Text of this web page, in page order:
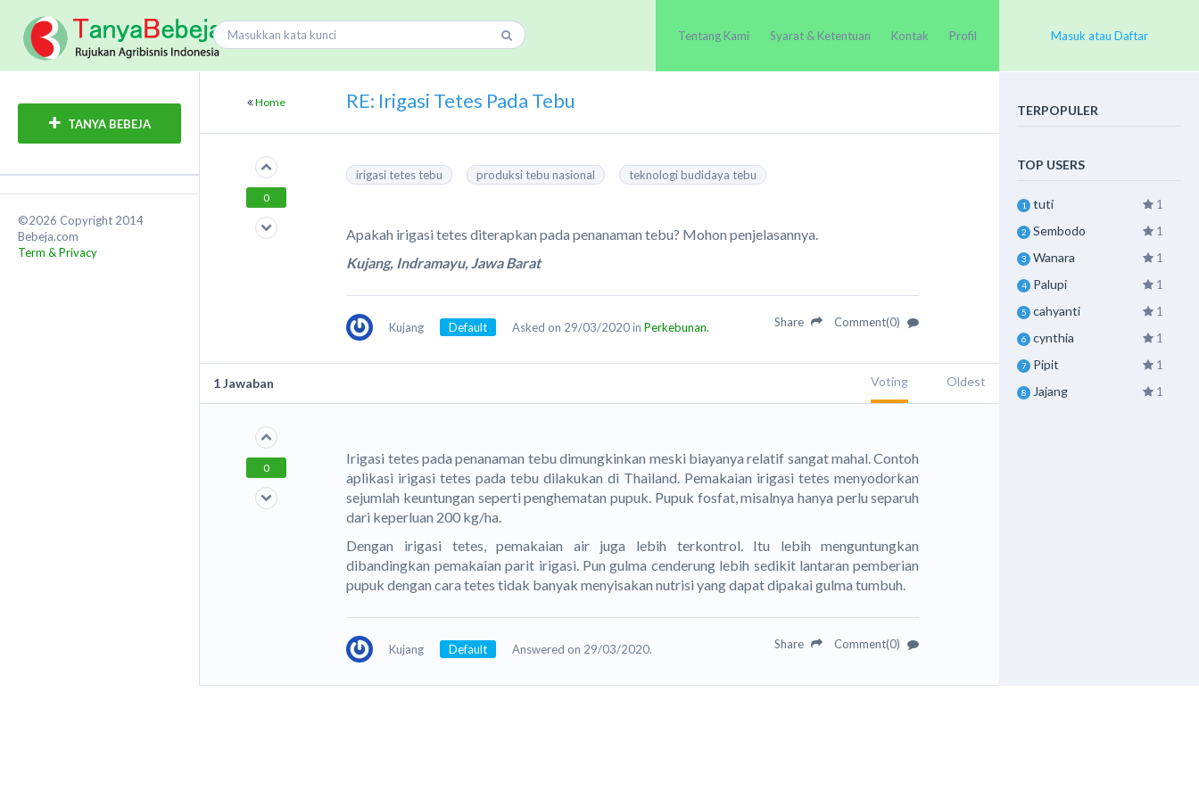
Tentang Kami Syarat & Ketentuan Kontak Profil Masuk atau Daftar
TANYA BEBEJA
©2026 Copyright 2014
Bebeja.com
Term & Privacy
Home RE: Irigasi Tetes Pada Tebu
0
irigasi tetes tebu produksi tebu nasional teknologi budidaya tebu
Apakah irigasi tetes diterapkan pada penanaman tebu? Mohon penjelasannya.
Kujang, Indramayu, Jawa Barat
Kujang Default Asked on 29/03/2020 in Perkebunan. Share Comment(0)
1Jawaban Voting Oldest
0
Irigasi tetes pada penanaman tebu dimungkinkan meski biayanya relatif sangat mahal. Contoh
aplikasi irigasi tetes pada tebu dilakukan di Thailand. Pemakaian irigasi tetes menyodorkan
sejumlah keuntungan seperti penghematan pupuk. Pupuk fosfat, misalnya hanya perlu separuh
dari keperluan 200 kg/ha.
Dengan irigasi tetes, pemakaian air juga lebih terkontrol. Itu lebih menguntungkan
dibandingkan pemakaian parit irigasi. Pun gulma cenderung lebih sedikit lantaran pemberian
pupuk dengan cara tetes tidak banyak menyisakan nutrisi yang dapat dipakai gulma tumbuh.
Kujang Default Answered on 29/03/2020. Share Comment(0)
TERPOPULER
TOP USERS
1 tuti 1
2 Sembodo 1
3 Wanara 1
4 Palupi 1
5 cahyanti 1
6 cynthia 1
7 Pipit 1
8 Jajang 1